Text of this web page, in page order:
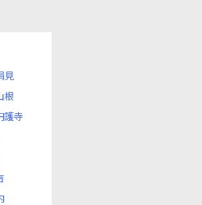
見
根
護寺